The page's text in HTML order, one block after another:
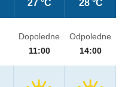
27 °C 28 °C
Dopoledne
11:00
Odpoledne
14:00